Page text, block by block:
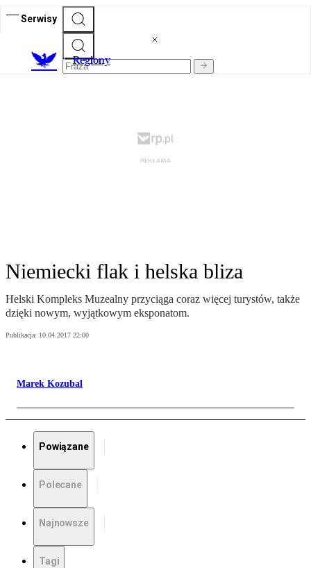
Serwisy
Regiony
Niemiecki flak i helska bliza
Helski Kompleks Muzealny przyciąga coraz więcej turystów, także
dzięki nowym, wyjątkowym eksponatom.
Publikacja: 10.04.2017 22:00
Marek Kozubal
Powiązane
Polecane
Najnowsze
Tagi